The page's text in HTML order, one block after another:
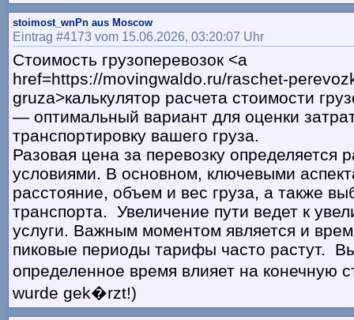
stoimost_wnPn aus Moscow
Eintrag #4173 vom 15.06.2026, 03:20:07 Uhr
Стоимость грузоперевозок <a
href=https://movingwaldo.ru/raschet-
gruza>калькулятор расчета стоимости
— оптимальный вариант для оценки
транспортировку вашего груза.
Разовая цена за перевозку определяется
условиями. В основном, ключевыми
расстояние, объем и вес груза, а также
транспорта. Увеличение пути ведет к
услуги. Важным моментом является и
пиковые периоды тарифы часто растут.
определенное время влияет на конечную
wurde gek�rzt!)